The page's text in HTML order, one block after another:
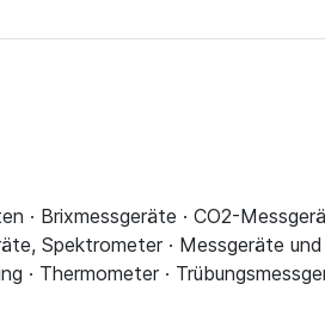
· Brixmessgeräte · CO2-
Spektrometer · Messgeräte
Thermometer ·